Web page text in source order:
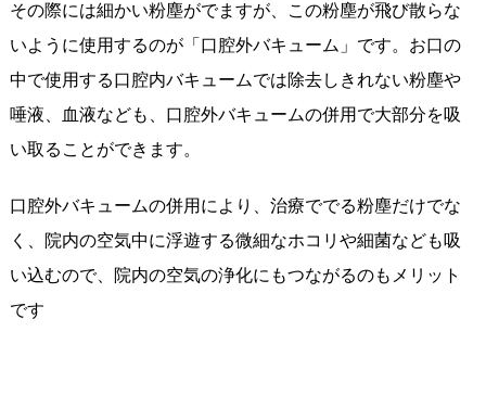
その際には細かい粉塵がでますが、この粉塵が飛び散らな
いように使用するのが「口腔外バキューム」です。お口の
中で使用する口腔内バキュームでは除去しきれない粉塵や
唾液、血液なども、口腔外バキュームの併用で大部分を吸
い取ることができます。
口腔外バキュームの併用により、治療ででる粉塵だけでな
く、院内の空気中に浮遊する微細なホコリや細菌なども吸
い込むので、院内の空気の浄化にもつながるのもメリット
です